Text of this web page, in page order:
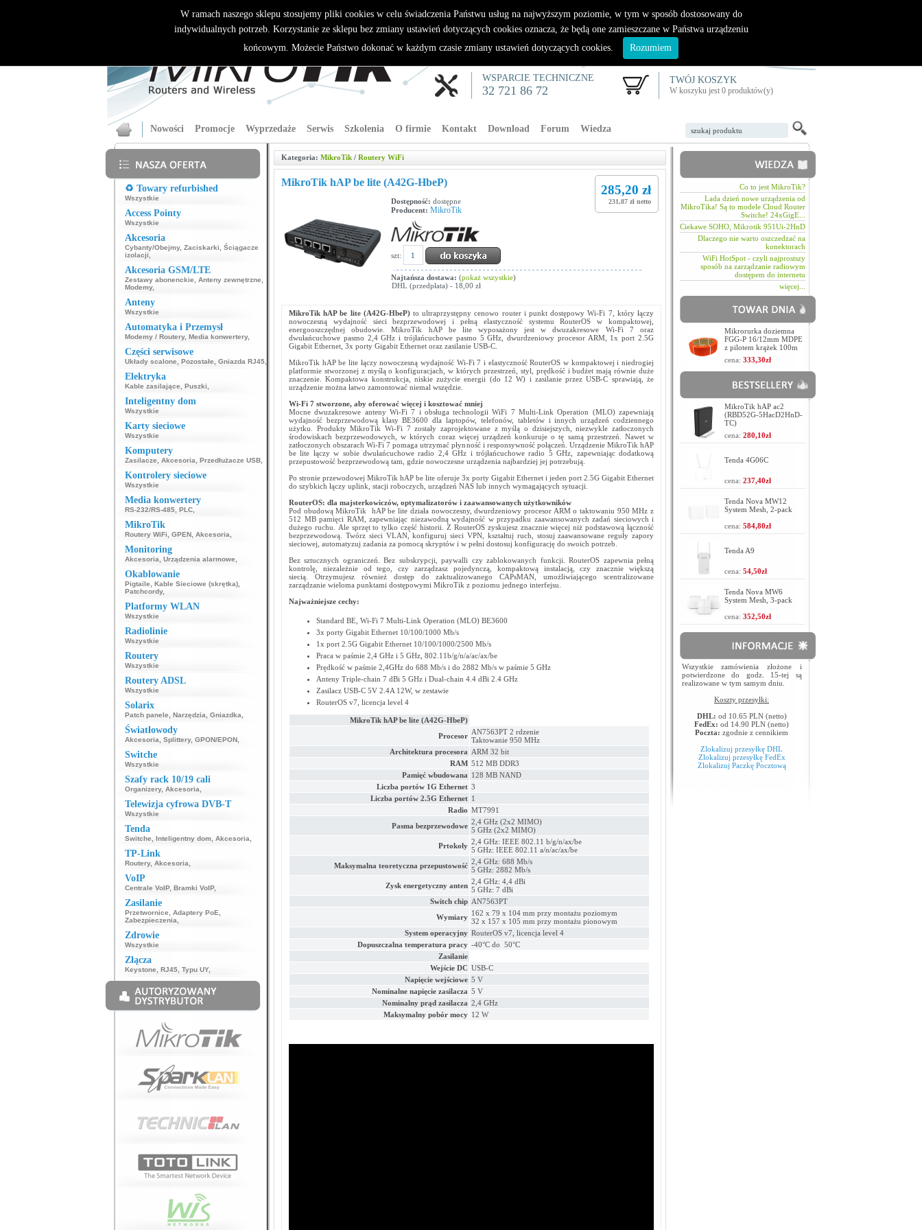
WSPARCIE TECHNICZNE
32 721 86 72
TWÓJ KOSZYK
W koszyku jest 0 produktów(y)
Nowości Promocje Wyprzedaże Serwis Szkolenia O firmie Kontakt Download Forum Wiedza
♻️ Towary refurbished
Wszystkie
Access Pointy
Wszystkie
Akcesoria
Cybanty/Obejmy, Zaciskarki
Ściągacze
izolacji
Akcesoria GSM/LTE
Zestawy abonenckie Anteny zewnętrzne
Modemy,
Anteny
Wszystkie
Automatyka i Przemysł
Modemy / Routery, Media konwertery,
Części serwisowe
Układy scalone Pozostałe Gniazda RJ45,
Elektryka
Kable zasilające Puszki
Inteligentny dom
Wszystkie
Karty sieciowe
Wszystkie
Komputery
Zasilacze Akcesoria Przedłużacze USB,
Kontrolery sieciowe
Wszystkie
Media konwertery
RS-232/RS-485, PLC,
MikroTik
Routery WiFi GPEN, Akcesoria
Monitoring
Akcesoria Urządzenia alarmowe
Okablowanie
Pigtaile Kable Sieciowe (skrętka),
Patchcordy,
Platformy WLAN
Wszystkie
Radiolinie
Wszystkie
Routery
Wszystkie
Routery ADSL
Wszystkie
Solarix
Patch panele Narzędzia Gniazdka
Światłowody
Akcesoria Splittery, GPON/EPON,
Switche
Wszystkie
Szafy rack 10/19 cali
Organizery, Akcesoria
Telewizja cyfrowa DVB-T
Wszystkie
Tenda
Switche Inteligentny dom, Akcesoria
TP-Link
Routery, Akcesoria
VoIP
Centrale VoIP, Bramki VoIP,
Zasilanie
Przetwornice Adaptery PoE
Zabezpieczenia
Zdrowie
Wszystkie
Złącza
Keystone RJ45, Typu UY,
Kategoria: MikroTik / Routery WiFi
MikroTik hAP be lite (A42G-HbeP)
285,20 zł
231,87 zł netto
Dostępność: dostępne
Producent: MikroTik
szt:
Najtańsza dostawa: (pokaż wszystkie)
DHL (przedpłata) - 18,00 zł
MikroTik hAP be lite (A42G-HbeP) to ultraprzystępny cenowo router i punkt dostępowy Wi-Fi 7, który łączy
nowoczesną wydajność sieci bezprzewodowej i pełną elastyczność systemu RouterOS w kompaktowej,
energooszczędnej obudowie. MikroTik hAP be lite wyposażony jest w dwuzakresowe Wi-Fi 7 oraz
dwułańcuchowe pasmo 2,4 GHz i trójłańcuchowe pasmo 5 GHz, dwurdzeniowy procesor ARM, 1x port 2.5G
Gigabit Ethernet, 3x porty Gigabit Ethernet oraz zasilanie USB-C.
MikroTik hAP be lite łączy nowoczesną wydajność Wi-Fi 7 i elastyczność RouterOS w kompaktowej i niedrogiej
platformie stworzonej z myślą o konfiguracjach, w których przestrzeń, styl, prędkość i budżet mają równie duże
znaczenie. Kompaktowa konstrukcja, niskie zużycie energii (do 12 W) i zasilanie przez USB-C sprawiają, że
urządzenie można łatwo zamontować niemal wszędzie.
Wi-Fi 7 stworzone, aby oferować więcej i kosztować mniej
Mocne dwuzakresowe anteny Wi-Fi 7 i obsługa technologii WiFi 7 Multi-Link Operation (MLO) zapewniają
wydajność bezprzewodową klasy BE3600 dla laptopów, telefonów, tabletów i innych urządzeń codziennego
użytku. Produkty MikroTik Wi-Fi 7 zostały zaprojektowane z myślą o dzisiejszych, niezwykle zatłoczonych
środowiskach bezprzewodowych, w których coraz więcej urządzeń konkuruje o tę samą przestrzeń. Nawet w
zatłoczonych obszarach Wi-Fi 7 pomaga utrzymać płynność i responsywność połączeń. Urządzenie MikroTik hAP
be lite łączy w sobie dwułańcuchowe radio 2,4 GHz i trójłańcuchowe radio 5 GHz, zapewniając dodatkową
przepustowość bezprzewodową tam, gdzie nowoczesne urządzenia najbardziej jej potrzebują.
Po stronie przewodowej MikroTik hAP be lite oferuje 3x porty Gigabit Ethernet i jeden port 2.5G Gigabit Ethernet
do szybkich łączy uplink, stacji roboczych, urządzeń NAS lub innych wymagających sytuacji.
RouterOS: dla majsterkowiczów, optymalizatorów i zaawansowanych użytkowników
Pod obudową MikroTik hAP be lite działa nowoczesny, dwurdzeniowy procesor ARM o taktowaniu 950 MHz z
512 MB pamięci RAM, zapewniając niezawodną wydajność w przypadku zaawansowanych zadań sieciowych i
dużego ruchu. Ale sprzęt to tylko część historii. Z RouterOS zyskujesz znacznie więcej niż podstawową łączność
bezprzewodową. Twórz sieci VLAN, konfiguruj sieci VPN, kształtuj ruch, stosuj zaawansowane reguły zapory
sieciowej, automatyzuj zadania za pomocą skryptów i w pełni dostosuj konfigurację do swoich potrzeb.
Bez sztucznych ograniczeń. Bez subskrypcji, paywalli czy zablokowanych funkcji. RouterOS zapewnia pełną
kontrolę, niezależnie od tego, czy zarządzasz pojedynczą, kompaktową instalacją, czy znacznie większą
siecią. Otrzymujesz również dostęp do zaktualizowanego CAPsMAN, umożliwiającego scentralizowane
zarządzanie wieloma punktami dostępowymi MikroTik z poziomu jednego interfejsu.
Najważniejsze cechy:
Standard BE, Wi-Fi 7 Multi-Link Operation (MLO) BE3600
3x porty Gigabit Ethernet 10/100/1000 Mb/s
1x port 2.5G Gigabit Ethernet 10/100/1000/2500 Mb/s
Praca w paśmie 2,4 GHz i 5 GHz, 802.11b/g/n/a/ac/ax/be
Prędkość w paśmie 2,4GHz do 688 Mb/s i do 2882 Mb/s w paśmie 5 GHz
Anteny Triple-chain 7 dBi 5 GHz i Dual-chain 4.4 dBi 2.4 GHz
Zasilacz USB-C 5V 2.4A 12W, w zestawie
RouterOS v7, licencja level 4
MikroTik hAP be lite (A42G-HbeP)
Procesor AN7563PT 2 rdzenie
Taktowanie 950 MHz
Architektura procesora ARM 32 bit
RAM 512 MB DDR3
Pamięć wbudowana 128 MB NAND
Liczba portów 1G Ethernet 3
Liczba portów 2.5G Ethernet 1
Radio MT7991
Pasma bezprzewodowe 2,4 GHz (2x2 MIMO)
5 GHz (2x2 MIMO)
Prtokoły 2,4 GHz: IEEE 802.11 b/g/n/ax/be
5 GHz: IEEE 802.11 a/n/ac/ax/be
Maksymalna teoretyczna przepustowość 2,4 GHz: 688 Mb/s
5 GHz: 2882 Mb/s
Zysk energetyczny anten 2,4 GHz: 4,4 dBi
5 GHz: 7 dBi
Switch chip AN7563PT
Wymiary 162 x 79 x 104 mm przy montażu poziomym
32 x 157 x 105 mm przy montażu pionowym
System operacyjny RouterOS v7, licencja level 4
Dopuszczalna temperatura pracy -40°C do 50°C
Zasilanie
Wejście DC USB-C
Napięcie wejściowe 5 V
Nominalne napięcie zasilacza 5 V
Nominalny prąd zasilacza 2,4 GHz
Maksymalny pobór mocy 12 W
Co to jest MikroTik?
Lada dzień nowe urządzenia od
MikroTika! Są to modele Cloud Router
Switche! 24xGigE...
Ciekawe SOHO, Mikrotik 951Ui-2HnD
Dlaczego nie warto oszczedzać na
konektorach
WiFi HotSpot - czyli najprostszy
sposób na zarządzanie radiowym
dostępem do internetu
więcej...
Mikrorurka doziemna
FGG-P 16/12mm MDPE
z pilotem krążek 100m
cena: 333,30zł
MikroTik hAP ac2
(RBD52G-5HacD2HnD-
TC)
cena: 280,10zł
Tenda 4G06C
cena: 237,40zł
Tenda Nova MW12
System Mesh, 2-pack
cena: 584,80zł
Tenda A9
cena: 54,50zł
Tenda Nova MW6
System Mesh, 3-pack
cena: 352,50zł
Wszystkie zamówienia złożone i
potwierdzone do godz. 15-tej są
realizowane w tym samym dniu.
Koszty przesyłki:
DHL: od 10.65 PLN (netto)
FedEx: od 14.90 PLN (netto)
Poczta: zgodnie z cennikiem
Zlokalizuj przesyłkę DHL
Zlokalizuj przesyłkę FedEx
Zlokalizuj Paczkę Pocztową
W ramach naszego sklepu stosujemy pliki cookies w celu świadczenia Państwu usług na najwyższym poziomie, w tym w sposób dostosowany do
indywidualnych potrzeb. Korzystanie ze sklepu bez zmiany ustawień dotyczących cookies oznacza, że będą one zamieszczane w Państwa urządzeniu
końcowym. Możecie Państwo dokonać w każdym czasie zmiany ustawień dotyczących cookies.
Rozumiem